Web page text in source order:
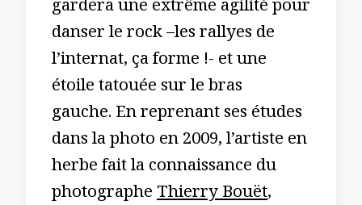
gardera une extrême agilité pour
danser le rock –les rallyes de
l’internat, ça forme !- et une
étoile tatouée sur le bras
gauche. En reprenant ses études
dans la photo en 2009, l’artiste en
herbe fait la connaissance du
photographeThierry Bouët,